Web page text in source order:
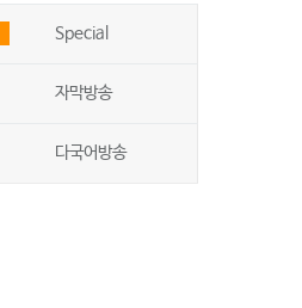
Special
자막방송
다국어방송